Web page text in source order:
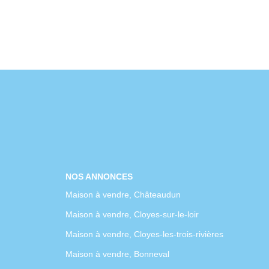
NOS ANNONCES
Maison à vendre, Châteaudun
Maison à vendre, Cloyes-sur-le-loir
Maison à vendre, Cloyes-les-trois-rivières
Maison à vendre, Bonneval